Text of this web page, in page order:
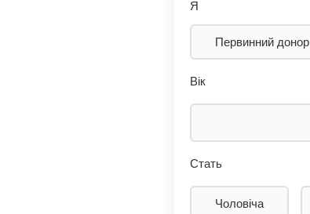
Я
Первинний донор
Вік
Стать
Чоловіча